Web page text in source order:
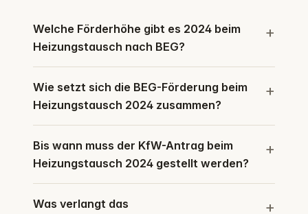
Welche Förderhöhe gibt es 2024 beim
Heizungstausch nach BEG?
Wie setzt sich die BEG-Förderung beim
Heizungstausch 2024 zusammen?
Bis wann muss der KfW-Antrag beim
Heizungstausch 2024 gestellt werden?
Was verlangt das